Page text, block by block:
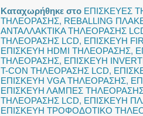
Καταχωρήθηκε στο ΕΠΙΣΚΕΥΕΣ
ΤΗΛΕΟΡΑΣΗΣ, REBALLING
ΑΝΤΑΛΛΑΚΤΙΚΑ ΤΗΛΕΟΡΑΣΗΣ
ΤΗΛΕΟΡΑΣΗΣ LCD, ΕΠΙΣΚΕΥΗ
ΕΠΙΣΚΕΥΗ HDMI ΤΗΛΕΟΡΑΣΗΣ,
ΤΗΛΕΟΡΑΣΗΣ, ΕΠΙΣΚΕΥΗ
T-CON ΤΗΛΕΟΡΑΣΗΣ LCD,
ΕΠΙΣΚΕΥΗ VGA ΤΗΛΕΟΡΑΣΗΣ,
ΕΠΙΣΚΕΥΗ ΛΑΜΠΕΣ ΤΗΛΕΟΡΑΣΗΣ
ΤΗΛΕΟΡΑΣΗΣ LCD, ΕΠΙΣΚΕΥΗ
ΕΠΙΣΚΕΥΗ ΤΡΟΦΟΔΟΤΙΚΟ